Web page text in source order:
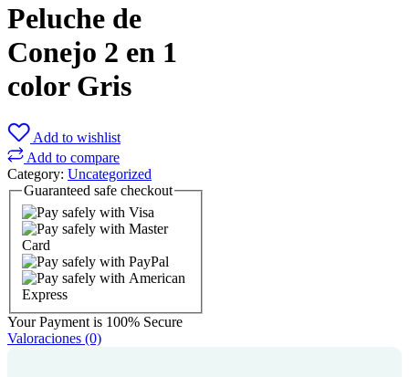
Peluche de
Conejo 2 en 1
color Gris
Add to wishlist
Add to compare
Category: Uncategorized
Guaranteed safe checkout
Your Payment is 100% Secure
Valoraciones (0)